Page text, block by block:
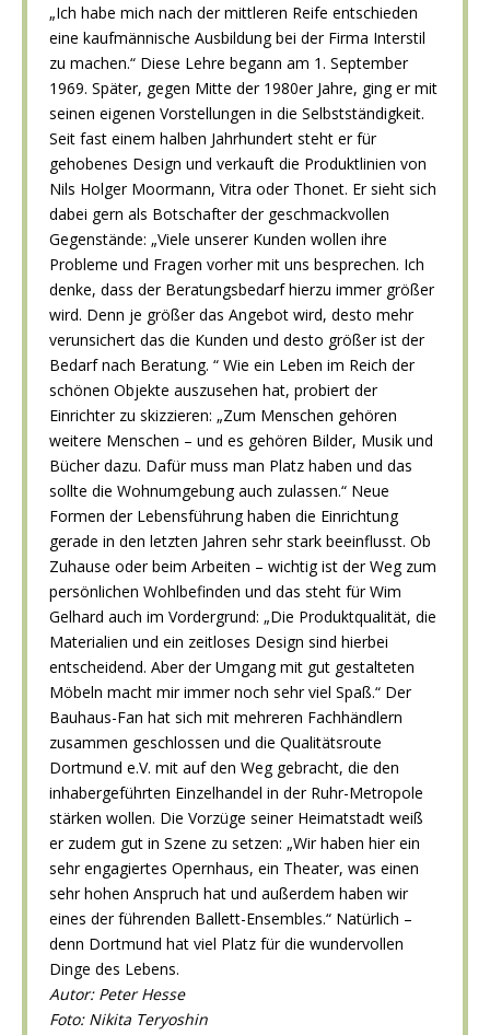
„Ich habe mich nach der mittleren Reife entschieden
eine kaufmännische Ausbildung bei der Firma Interstil
zu machen.“ Diese Lehre begann am 1. September
1969. Später, gegen Mitte der 1980er Jahre, ging er mit
seinen eigenen Vorstellungen in die Selbstständigkeit.
Seit fast einem halben Jahrhundert steht er für
gehobenes Design und verkauft die Produktlinien von
Nils Holger Moormann, Vitra oder Thonet. Er sieht sich
dabei gern als Botschafter der geschmackvollen
Gegenstände: „Viele unserer Kunden wollen ihre
Probleme und Fragen vorher mit uns besprechen. Ich
denke, dass der Beratungsbedarf hierzu immer größer
wird. Denn je größer das Angebot wird, desto mehr
verunsichert das die Kunden und desto größer ist der
Bedarf nach Beratung. “ Wie ein Leben im Reich der
schönen Objekte auszusehen hat, probiert der
Einrichter zu skizzieren: „Zum Menschen gehören
weitere Menschen – und es gehören Bilder, Musik und
Bücher dazu. Dafür muss man Platz haben und das
sollte die Wohnumgebung auch zulassen.“ Neue
Formen der Lebensführung haben die Einrichtung
gerade in den letzten Jahren sehr stark beeinflusst. Ob
Zuhause oder beim Arbeiten – wichtig ist der Weg zum
persönlichen Wohlbefinden und das steht für Wim
Gelhard auch im Vordergrund: „Die Produktqualität, die
Materialien und ein zeitloses Design sind hierbei
entscheidend. Aber der Umgang mit gut gestalteten
Möbeln macht mir immer noch sehr viel Spaß.“ Der
Bauhaus-Fan hat sich mit mehreren Fachhändlern
zusammen geschlossen und die Qualitätsroute
Dortmund e.V. mit auf den Weg gebracht, die den
inhabergeführten Einzelhandel in der Ruhr-Metropole
stärken wollen. Die Vorzüge seiner Heimatstadt weiß
er zudem gut in Szene zu setzen: „Wir haben hier ein
sehr engagiertes Opernhaus, ein Theater, was einen
sehr hohen Anspruch hat und außerdem haben wir
eines der führenden Ballett-Ensembles.“ Natürlich –
denn Dortmund hat viel Platz für die wundervollen
Dinge des Lebens.
Autor: Peter Hesse
Foto: Nikita Teryoshin